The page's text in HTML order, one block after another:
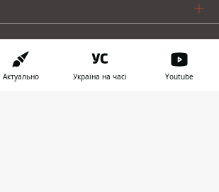
Актуально Україна на часі Youtube